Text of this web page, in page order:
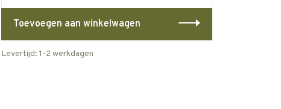
Toevoegen aan winkelwagen
Levertijd: 1-2 werkdagen